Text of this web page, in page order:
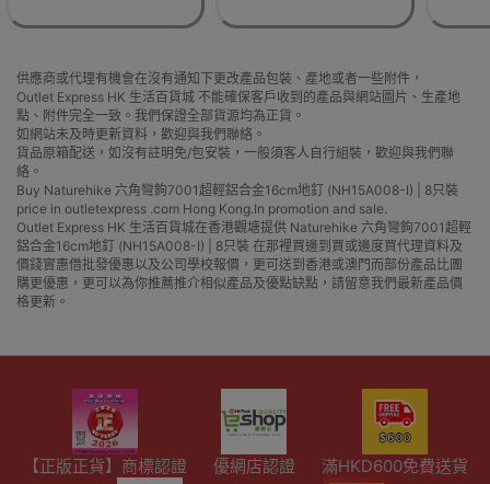
供應商或代理有機會在沒有通知下更改產品包裝、產地或者一些附件，
Outlet Express HK 生活百貨城 不能確保客戶收到的產品與網站圖片、生產地
點、附件完全一致。我們保證全部貨源均為正貨。
如網站未及時更新資料，歡迎與我們聯絡。
貨品原箱配送，如沒有註明免/包安裝，一般須客人自行組裝，歡迎與我們聯
絡。
Buy Naturehike 六角彎鉤7001超輕鋁合金16cm地釘 (NH15A008-I) | 8只裝
price in outletexpress .com Hong Kong.In promotion and sale.
Outlet Express HK 生活百貨城在香港觀塘提供 Naturehike 六角彎鉤7001超輕
鋁合金16cm地釘 (NH15A008-I) | 8只裝 在那裡買邊到買或邊度買代理資料及
價錢實惠借批發優惠以及公司學校報價，更可送到香港或澳門而部份產品比團
購更優惠，更可以為你推薦推介相似產品及優點缺點，請留意我們最新產品價
格更新。
【正版正貨】商標認證 優網店認證 滿HKD600免費送貨